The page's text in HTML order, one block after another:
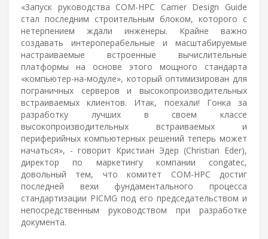
«Запуск руководства COM-HPC Carrier Design Guide
стал последним строительным блоком, которого с
нетерпением ждали инженеры. Крайне важно
создавать интероперабельные и масштабируемые
настраиваемые встроенные вычислительные
платформы на основе этого мощного стандарта
«компьютер-на-модуле», который оптимизирован для
пограничных серверов и высокопроизводительных
встраиваемых клиентов. Итак, поехали! Гонка за
разработку лучших в своем классе
высокопроизводительных встраиваемых и
периферийных компьютерных решений теперь может
начаться», - говорит Кристиан Эдер (Christian Eder),
директор по маркетингу компании congatec,
довольный тем, что комитет COM-HPC достиг
последней вехи фундаментального процесса
стандартизации PICMG под его председательством и
непосредственным руководством при разработке
документа.